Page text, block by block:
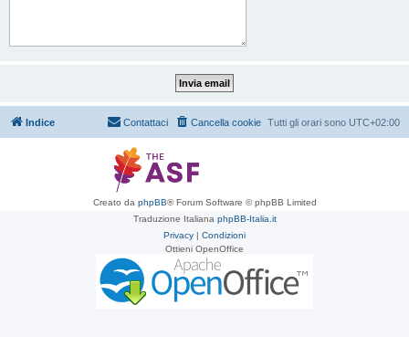
Indice Tutti gli orari sono UTC+02:00
Cancella cookie
Contattaci
Creato da phpBB® Forum Software © phpBB Limited
Traduzione Italiana phpBB-Italia.it
Privacy | Condizioni
Ottieni OpenOffice